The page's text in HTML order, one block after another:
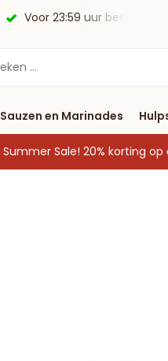
huis*. Gratis
Sauzen en Marinades
Summer Sale! 20% korting